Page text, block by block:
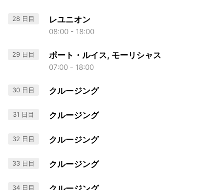
28 日目 レユニオン
08:00 - 18:00
29 日目 ポート・ルイス, モーリシャス
07:00 - 18:00
30 日目 クルージング
31 日目 クルージング
32 日目 クルージング
33 日目 クルージング
34 日目